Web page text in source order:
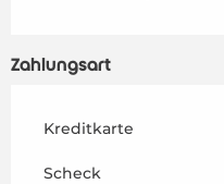
Zahlungsart
Kreditkarte
Scheck